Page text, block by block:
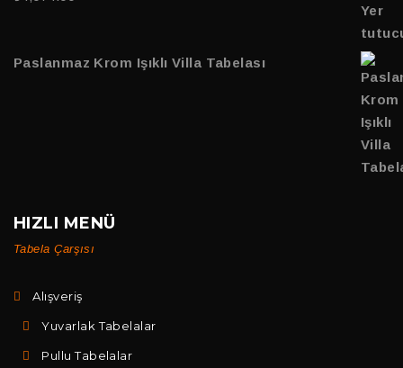
Paslanmaz Krom Işıklı Villa Tabelası
HIZLI MENÜ
Tabela Çarşısı
Alışveriş
Yuvarlak Tabelalar
Pullu Tabelalar